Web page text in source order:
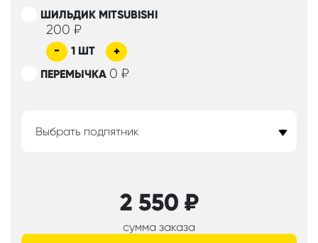
ШИЛЬДИК MITSUBISHI
200 ₽
- 1 ШТ
+
ПЕРЕМЫЧКА 0 ₽
Выбрать подпятник
2 550 ₽
сумма заказа